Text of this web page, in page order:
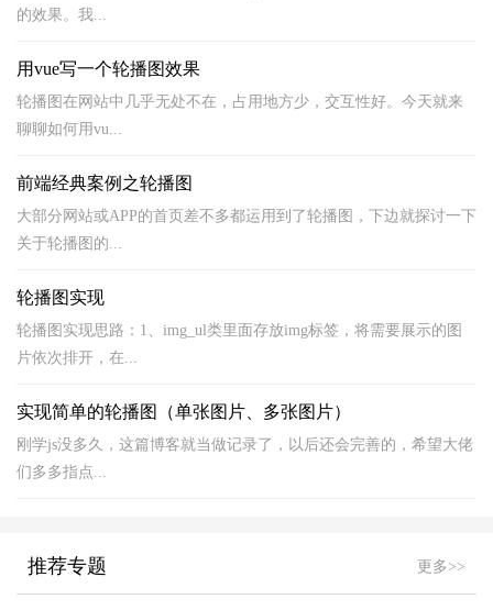
的效果。我...
用vue写一个轮播图效果
轮播图在网站中几乎无处不在，占用地方少，交互性好。今天就来
聊聊如何用vu...
前端经典案例之轮播图
大部分网站或APP的首页差不多都运用到了轮播图，下边就探讨一下
关于轮播图的...
轮播图实现
轮播图实现思路：1、img_ul类里面存放img标签，将需要展示的图
片依次排开，在...
实现简单的轮播图（单张图片、多张图片）
刚学js没多久，这篇博客就当做记录了，以后还会完善的，希望大佬
们多多指点...
推荐专题 更多>>